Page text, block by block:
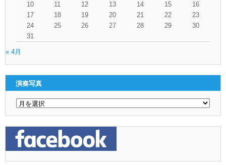
10
11 12 13 14 15
16
17
18 19 20 21 22
23
24
25 26 27 28 29
30
31
« 4月
演奏写真